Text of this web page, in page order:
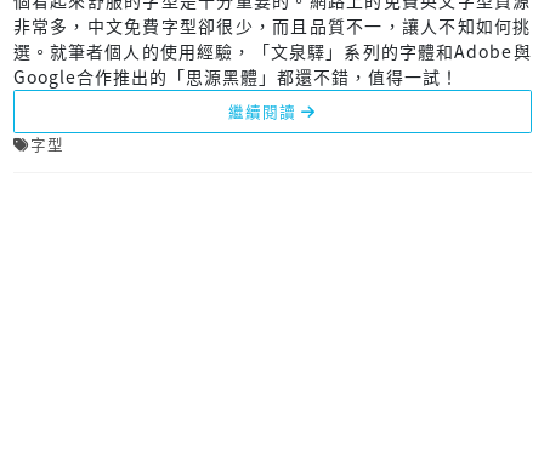
非常多，中文免費字型卻很少，而且品質不一，讓人不知如何挑
選。就筆者個人的使用經驗，「文泉驛」系列的字體和Adobe與
Google合作推出的「思源黑體」都還不錯，值得一試！
繼續閱讀
字型